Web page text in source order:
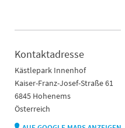
Kontaktadresse
Kästlepark Innenhof
Kaiser-Franz-Josef-Straße 61
6845 Hohenems
Österreich